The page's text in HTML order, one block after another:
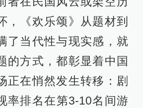
，《欢乐颂》从题材到
了当代性与现实感，就
的方式，都彰显着中国
正在悄然发生转移：剧
率排名在第3-10名间游